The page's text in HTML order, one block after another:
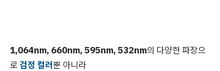
1,064nm, 660nm, 595nm, 532nm의 다양한 파장으
로 검정 컬러뿐 아니라